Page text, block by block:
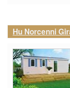
Hu Norcenni